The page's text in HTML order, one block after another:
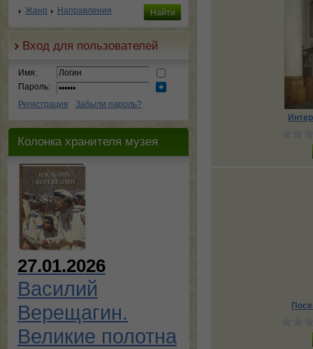
Жанр Направления
Вход для пользователей
Имя:
Пароль:
Регистрация
Забыли пароль?
Колонка хранителя музея
27.01.2026
Василий
Верещагин.
Великие полотна